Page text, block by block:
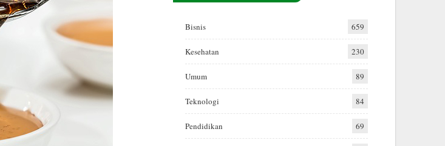
Bisnis 659
Kesehatan 230
Umum 89
Teknologi 84
Pendidikan 69